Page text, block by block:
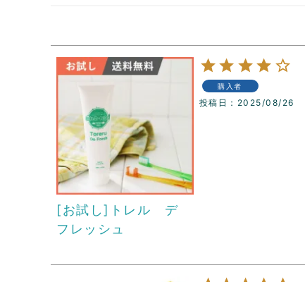
[お試し]トレル デ
フレッシュ
購入者
投稿日 2025/08/26